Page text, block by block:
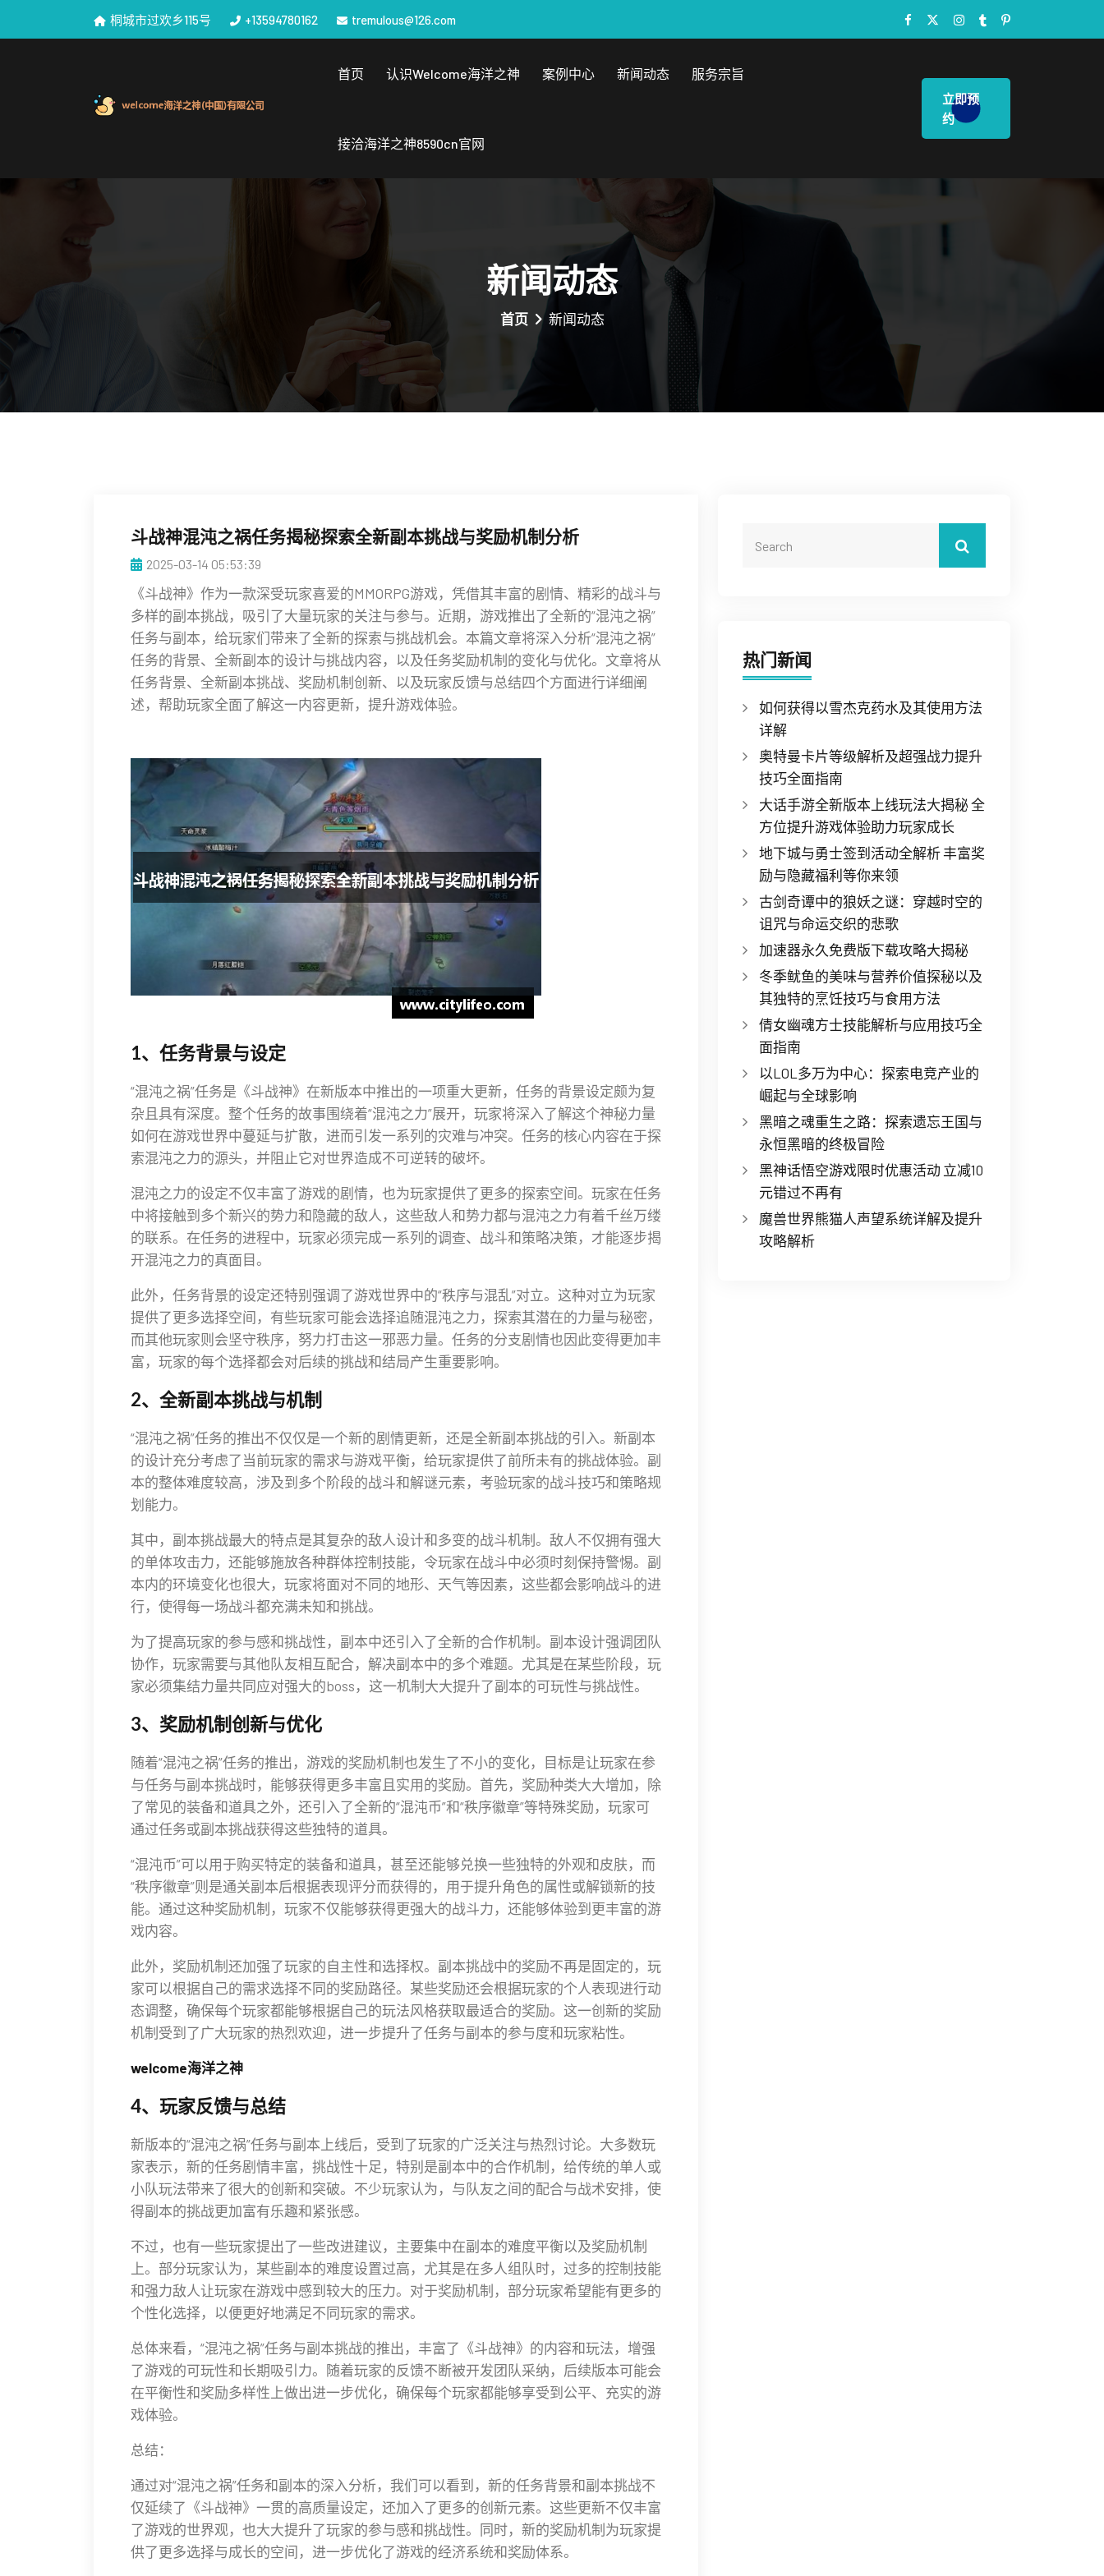
桐城市过欢乡115号 +13594780162 tremulous@126.com
首页 认识welcome海洋之神 案例中心 新闻动态 服务宗旨
接洽海洋之神8590cn官网
立即预
约
新闻动态
首页 新闻动态
斗战神混沌之祸任务揭秘探索全新副本挑战与奖励机制分析
2025-03-14 05:53:39
《斗战神》作为一款深受玩家喜爱的MMORPG游戏，凭借其丰富的剧情、精彩的战斗与
多样的副本挑战，吸引了大量玩家的关注与参与。近期，游戏推出了全新的“混沌之祸”
任务与副本，给玩家们带来了全新的探索与挑战机会。本篇文章将深入分析“混沌之祸”
任务的背景、全新副本的设计与挑战内容，以及任务奖励机制的变化与优化。文章将从
任务背景、全新副本挑战、奖励机制创新、以及玩家反馈与总结四个方面进行详细阐
述，帮助玩家全面了解这一内容更新，提升游戏体验。
1、任务背景与设定
“混沌之祸”任务是《斗战神》在新版本中推出的一项重大更新，任务的背景设定颇为复
杂且具有深度。整个任务的故事围绕着“混沌之力”展开，玩家将深入了解这个神秘力量
如何在游戏世界中蔓延与扩散，进而引发一系列的灾难与冲突。任务的核心内容在于探
索混沌之力的源头，并阻止它对世界造成不可逆转的破坏。
混沌之力的设定不仅丰富了游戏的剧情，也为玩家提供了更多的探索空间。玩家在任务
中将接触到多个新兴的势力和隐藏的敌人，这些敌人和势力都与混沌之力有着千丝万缕
的联系。在任务的进程中，玩家必须完成一系列的调查、战斗和策略决策，才能逐步揭
开混沌之力的真面目。
此外，任务背景的设定还特别强调了游戏世界中的“秩序与混乱”对立。这种对立为玩家
提供了更多选择空间，有些玩家可能会选择追随混沌之力，探索其潜在的力量与秘密，
而其他玩家则会坚守秩序，努力打击这一邪恶力量。任务的分支剧情也因此变得更加丰
富，玩家的每个选择都会对后续的挑战和结局产生重要影响。
2、全新副本挑战与机制
“混沌之祸”任务的推出不仅仅是一个新的剧情更新，还是全新副本挑战的引入。新副本
的设计充分考虑了当前玩家的需求与游戏平衡，给玩家提供了前所未有的挑战体验。副
本的整体难度较高，涉及到多个阶段的战斗和解谜元素，考验玩家的战斗技巧和策略规
划能力。
其中，副本挑战最大的特点是其复杂的敌人设计和多变的战斗机制。敌人不仅拥有强大
的单体攻击力，还能够施放各种群体控制技能，令玩家在战斗中必须时刻保持警惕。副
本内的环境变化也很大，玩家将面对不同的地形、天气等因素，这些都会影响战斗的进
行，使得每一场战斗都充满未知和挑战。
为了提高玩家的参与感和挑战性，副本中还引入了全新的合作机制。副本设计强调团队
协作，玩家需要与其他队友相互配合，解决副本中的多个难题。尤其是在某些阶段，玩
家必须集结力量共同应对强大的boss，这一机制大大提升了副本的可玩性与挑战性。
3、奖励机制创新与优化
随着“混沌之祸”任务的推出，游戏的奖励机制也发生了不小的变化，目标是让玩家在参
与任务与副本挑战时，能够获得更多丰富且实用的奖励。首先，奖励种类大大增加，除
了常见的装备和道具之外，还引入了全新的“混沌币”和“秩序徽章”等特殊奖励，玩家可
通过任务或副本挑战获得这些独特的道具。
“混沌币”可以用于购买特定的装备和道具，甚至还能够兑换一些独特的外观和皮肤，而
“秩序徽章”则是通关副本后根据表现评分而获得的，用于提升角色的属性或解锁新的技
能。通过这种奖励机制，玩家不仅能够获得更强大的战斗力，还能够体验到更丰富的游
戏内容。
此外，奖励机制还加强了玩家的自主性和选择权。副本挑战中的奖励不再是固定的，玩
家可以根据自己的需求选择不同的奖励路径。某些奖励还会根据玩家的个人表现进行动
态调整，确保每个玩家都能够根据自己的玩法风格获取最适合的奖励。这一创新的奖励
机制受到了广大玩家的热烈欢迎，进一步提升了任务与副本的参与度和玩家粘性。
welcome海洋之神
4、玩家反馈与总结
新版本的“混沌之祸”任务与副本上线后，受到了玩家的广泛关注与热烈讨论。大多数玩
家表示，新的任务剧情丰富，挑战性十足，特别是副本中的合作机制，给传统的单人或
小队玩法带来了很大的创新和突破。不少玩家认为，与队友之间的配合与战术安排，使
得副本的挑战更加富有乐趣和紧张感。
不过，也有一些玩家提出了一些改进建议，主要集中在副本的难度平衡以及奖励机制
上。部分玩家认为，某些副本的难度设置过高，尤其是在多人组队时，过多的控制技能
和强力敌人让玩家在游戏中感到较大的压力。对于奖励机制，部分玩家希望能有更多的
个性化选择，以便更好地满足不同玩家的需求。
总体来看，“混沌之祸”任务与副本挑战的推出，丰富了《斗战神》的内容和玩法，增强
了游戏的可玩性和长期吸引力。随着玩家的反馈不断被开发团队采纳，后续版本可能会
在平衡性和奖励多样性上做出进一步优化，确保每个玩家都能够享受到公平、充实的游
戏体验。
总结：
通过对“混沌之祸”任务和副本的深入分析，我们可以看到，新的任务背景和副本挑战不
仅延续了《斗战神》一贯的高质量设定，还加入了更多的创新元素。这些更新不仅丰富
了游戏的世界观，也大大提升了玩家的参与感和挑战性。同时，新的奖励机制为玩家提
供了更多选择与成长的空间，进一步优化了游戏的经济系统和奖励体系。
热门新闻
如何获得以雪杰克药水及其使用方法
详解
奥特曼卡片等级解析及超强战力提升
技巧全面指南
大话手游全新版本上线玩法大揭秘 全
方位提升游戏体验助力玩家成长
地下城与勇士签到活动全解析 丰富奖
励与隐藏福利等你来领
古剑奇谭中的狼妖之谜：穿越时空的
诅咒与命运交织的悲歌
加速器永久免费版下载攻略大揭秘
冬季鱿鱼的美味与营养价值探秘以及
其独特的烹饪技巧与食用方法
倩女幽魂方士技能解析与应用技巧全
面指南
以LOL多万为中心：探索电竞产业的
崛起与全球影响
黑暗之魂重生之路：探索遗忘王国与
永恒黑暗的终极冒险
黑神话悟空游戏限时优惠活动 立减10
元错过不再有
魔兽世界熊猫人声望系统详解及提升
攻略解析